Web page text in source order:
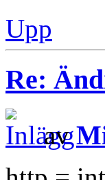
Upp
Re:
av